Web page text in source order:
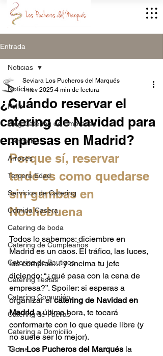
Entrada
Noticias
Pollo
Blog Catering de Empresas
Candy Bar
Arroces
Tercera Edad
Servicios de Catering
Comida Casera
Catering de boda
Catering de Cumpleaños
Catering de Bautizos
Catering fiestas
Catering Comunión
Catering de Paellas
Catering a Domicilio
Tartas
Noticias
¿Cuándo reservar el
catering de Navidad para
empresas en Madrid?
Seviara Los Pucheros del Marqués
1 nov 2025 4 min de lectura
Porque sí, reservar
tarde es como quedarse
sin gambas en
Nochebuena
Todos lo sabemos: diciembre en
Madrid es un caos. El tráfico, las luces,
las compras… y encima tu jefe
diciendo: “¿qué pasa con la cena de
empresa?”. Spoiler: si esperas a
organizar el catering de Navidad en
Madrid a última hora, te tocará
conformarte con lo que quede libre (y
no suele ser lo mejor).
Con Los Pucheros del Marqués la